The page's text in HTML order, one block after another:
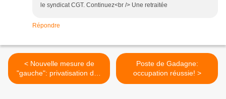
le syndicat CGT. Continuez<br /> Une retraitée
Répondre
< Nouvelle mesure de
"gauche": privatisation des
radars mobiles
Poste de Gadagne:
occupation réussie! >